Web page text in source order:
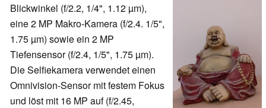
Blickwinkel (f/2.2, 1/4", 1.12 µm),
eine 2 MP Makro-Kamera (f/2.4. 1/5",
1.75 µm) sowie ein 2 MP
Tiefensensor (f/2.4, 1/5", 1.75 µm).
Die Selfiekamera verwendet einen
Omnivision-Sensor mit festem Fokus
und löst mit 16 MP auf (f/2.45,